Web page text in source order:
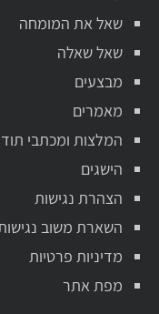
שאל את המומחה
שאל שאלה
מבצעים
מאמרים
המלצות ומכתבי
הישגים
הצהרת נגישות
השארת משוב
מדיניות פרטיות
מפת אתר